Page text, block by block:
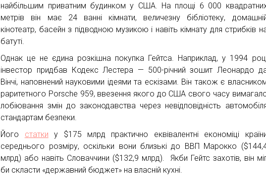
найбільшим приватним будинком у США. На площі 6 000
метрів він має 24 ванні кімнати, величезну бібліотеку,
кінотеатр, басейн з підводною музикою і навіть кімнату для стрибків
батуті.
Однак це не єдина розкішна покупка Гейтса. Наприклад, у 1994
інвестор придбав Кодекс Лестера — 500-річний зошит Леонардо
Вінчі, наповнений науковими ідеями та ескізами. Він також є
раритетного Porsche 959, ввезення якого до США свого часу
лобіювання змін до законодавства через невідповідність
стандартам безпеки.
Його статки у $175 млрд практично еквівалентні економіці
середнього розміру, оскільки вони близькі до ВВП Марокко
млрд) або навіть Словаччини ($132,9 млрд). Якби Гейтс захотів, він
би скласти «державний бюджет» на власній кухні.